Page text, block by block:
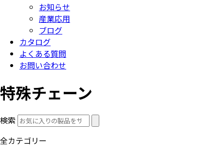
お知らせ
産業応用
ブログ
カタログ
よくある質問
お問い合わせ
特殊チェーン
検索
全カテゴリー